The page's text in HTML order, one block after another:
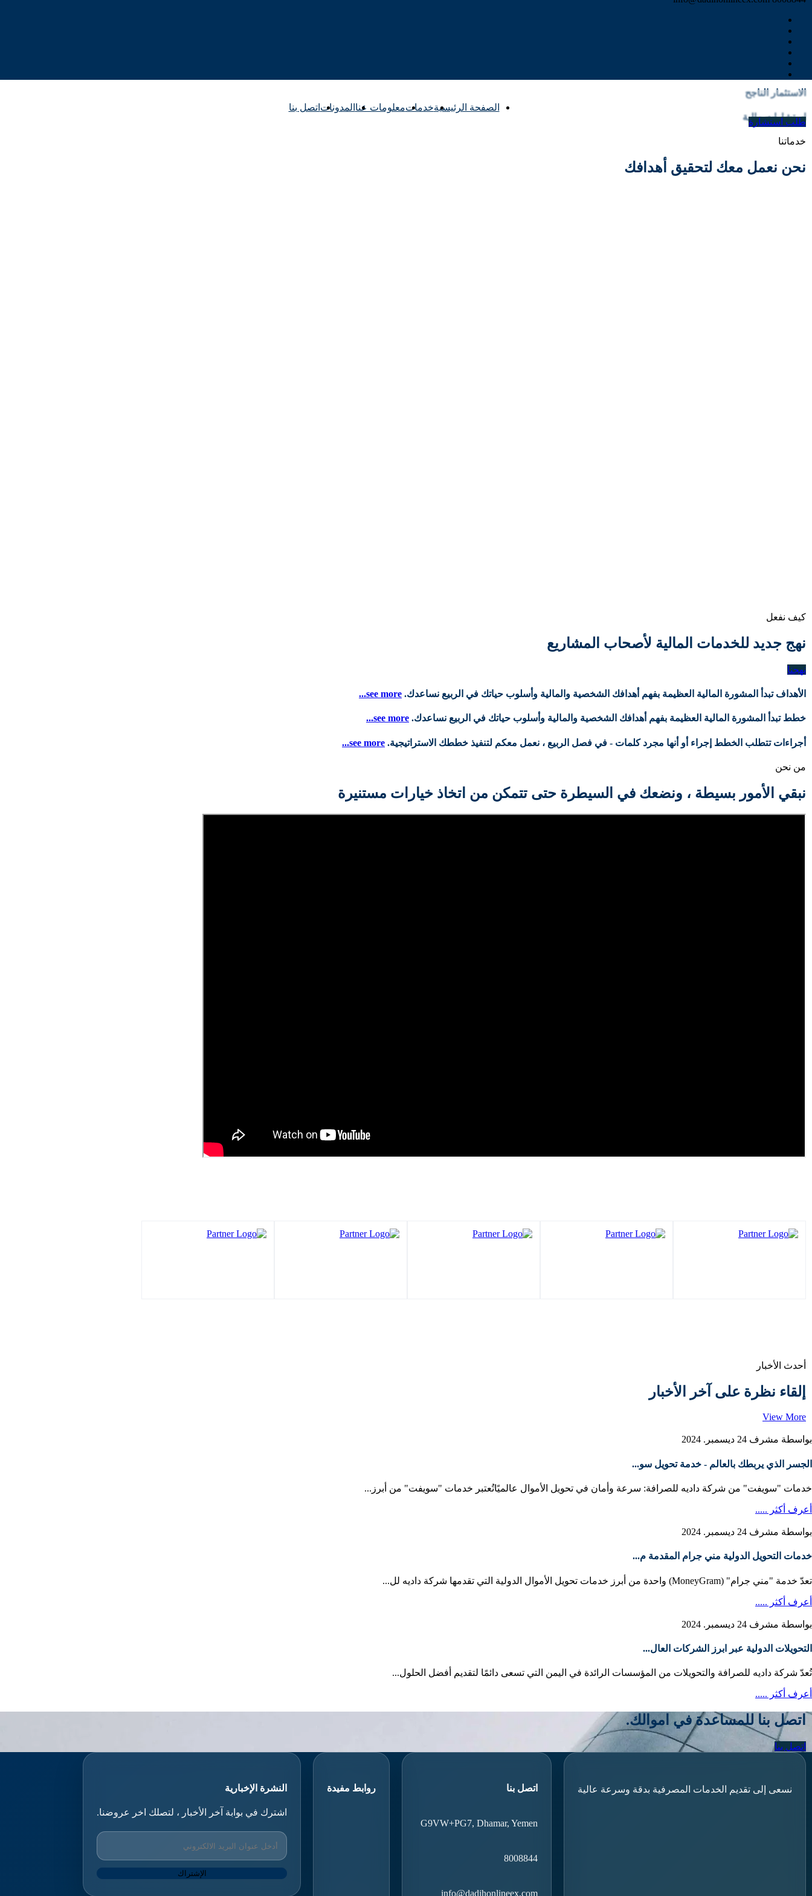
الصفحة الرئيسيةخدماتمعلومات عنا المدونات اتصل بنا
طلب استشارة
الحوالات الدولية
إدارة المخاطر
الاستثمار الناجح
استشارات مالية
خدماتنا
نحن نعمل معك لتحقيق أهدافك
كيف نفعل
نهج جديد للخدمات المالية لأصحاب المشاريع
نهجنا
الأهدافتبدأ المشورة المالية العظيمة بفهم أهدافك الشخصية والمالية وأسلوب حياتك في الربيع نساعدك. see more...
خططتبدأ المشورة المالية العظيمة بفهم أهدافك الشخصية والمالية وأسلوب حياتك في الربيع نساعدك. see more...
أجراءاتتتطلب الخطط إجراء أو أنها مجرد كلمات - في فصل الربيع ، نعمل معكم لتنفيذ خططك الاستراتيجية. see more...
من نحن
نبقي الأمور بسيطة ، ونضعك في السيطرة حتى تتمكن من اتخاذ خيارات مستنيرة
أحدث الأخبار
إلقاء نظرة على آخر الأخبار
View More
بواسطة مشرف 24 ديسمبر. 2024
الجسر الذي يربطك بالعالم - خدمة تحويل سو...
خدمات "سويفت" من شركة داديه للصرافة: سرعة وأمان في تحويل الأموال عالميًاتُعتبر خدمات "سويفت" من أبرز...
أعرف أكثر .....
بواسطة مشرف 24 ديسمبر. 2024
خدمات التحويل الدولية مني جرام المقدمة م...
تعدّ خدمة "مني جرام" (MoneyGram) واحدة من أبرز خدمات تحويل الأموال الدولية التي تقدمها شركة داديه لل...
أعرف أكثر .....
بواسطة مشرف 24 ديسمبر. 2024
التحويلات الدولية عبر ابرز الشركات العال...
تُعدّ شركة داديه للصرافة والتحويلات من المؤسسات الرائدة في اليمن التي تسعى دائمًا لتقديم أفضل الحلول...
أعرف أكثر .....
اتصل بنا للمساعدة في اموالك.
اتصل بنا
نسعى إلى تقديم الخدمات المصرفية بدقة وسرعة عالية اتصل بنا
G9VW+PG7, Dhamar, Yemen
8008844
info@dadihonlineex.com
روابط مفيدة النشرة الإخبارية
اشترك في بوابة آخر الأخبار ، لتصلك اخر عروضنا.
الإشتراك